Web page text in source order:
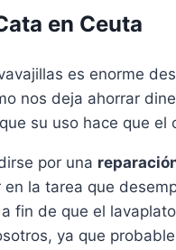
en Ceuta
es enorme
nos deja ahorrar
su uso hace que
por una
la tarea que
fin de que el
ya que